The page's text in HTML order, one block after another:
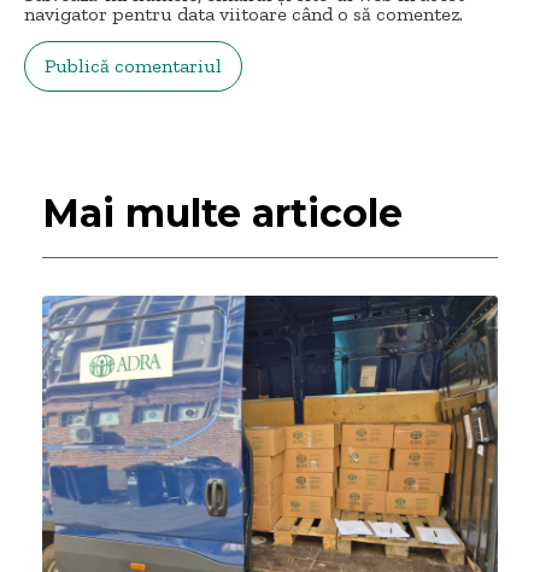
navigator pentru data viitoare când o să comentez.
Mai multe articole